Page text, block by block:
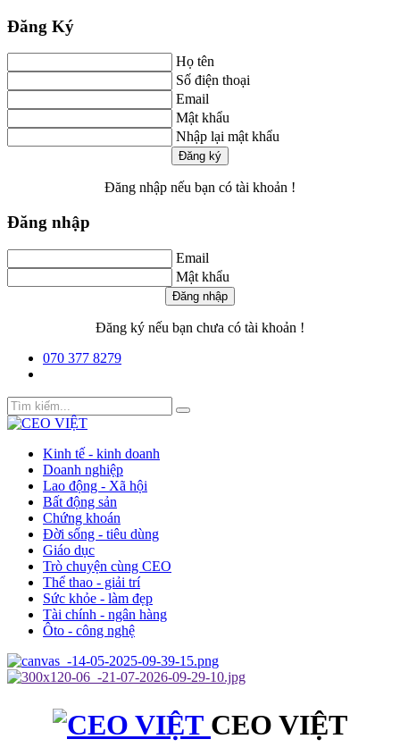
Đăng Ký
Họ tên
Số điện thoại
Email
Mật khẩu
Nhập lại mật khẩu
Đăng ký
Đăng nhập nếu bạn có tài khoản !
Đăng nhập
Email
Mật khẩu
Đăng nhập
Đăng ký nếu bạn chưa có tài khoản !
070 377 8279
Kinh tế - kinh doanh
Doanh nghiệp
Lao động - Xã hội
Bất động sản
Chứng khoán
Đời sống - tiêu dùng
Giáo dục
Trò chuyện cùng CEO
Thể thao - giải trí
Sức khỏe - làm đẹp
Tài chính - ngân hàng
Ôto - công nghệ
CEO VIỆT